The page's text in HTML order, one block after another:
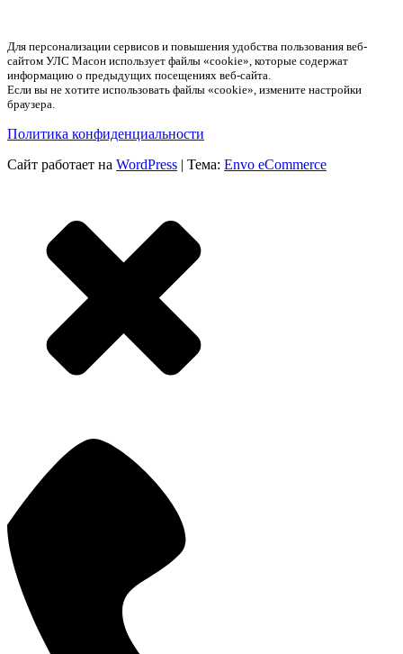
Для персонализации сервисов и повышения удобства пользования веб-
сайтом УЛС Масон использует файлы «cookie», которые содержат
информацию о предыдущих посещениях веб-сайта.
Если вы не хотите использовать файлы «cookie», измените настройки
браузера.
Политика конфиденциальности
Сайт работает на WordPress | Тема: Envo eCommerce